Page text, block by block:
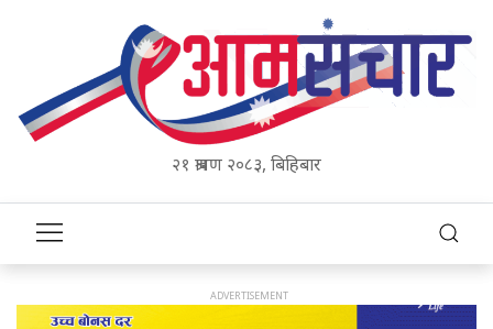
२१ श्रावण २०८३, बिहिबार